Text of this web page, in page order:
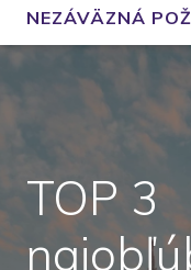
NEZÁVÄZNÁ
TOP 3